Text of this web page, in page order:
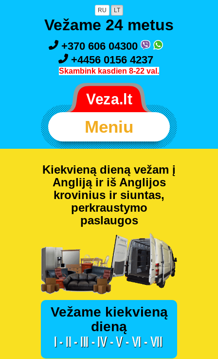
RU LT
Vežame 24 metus
+370 606 04300
+4456 0156 4237
Skambink kasdien 8-22 val.
Meniu
Kiekvieną dieną vežam į
Angliją ir iš Anglijos
krovinius ir siuntas,
perkraustymo
paslaugos
Vežame kiekvieną
dieną